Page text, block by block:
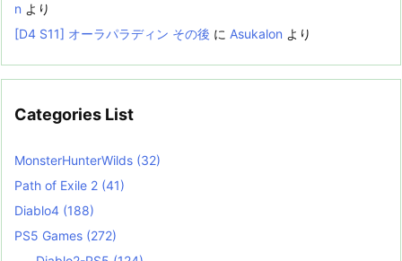
n より
[D4 S11] オーラパラディン その後 に Asukalon より
Categories List
MonsterHunterWilds (32)
Path of Exile 2 (41)
Diablo4 (188)
PS5 Games (272)